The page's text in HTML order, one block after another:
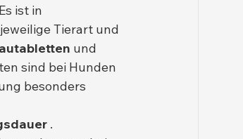
ist in
Tierart und
und
sind bei Hunden
besonders
.